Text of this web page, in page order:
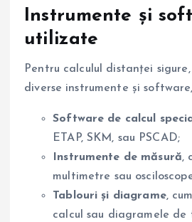
Instrumente și
utilizate
Pentru calculul distanței
diverse instrumente și
Software de calcul
ETAP, SKM, sau PSCAD;
Instrumente de măsură,
multimetre sau
Tablouri și diagrame,
calcul sau diagramele de